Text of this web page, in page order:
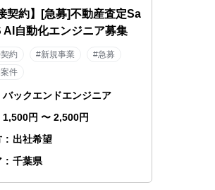
契約】[急募]不動産査定Sa
AI自動化エンジニア募集
約 #新規事業
#急募
件
バックエンドエンジニア
1,500円 〜 2,500円
: 出社希望
: 千葉県